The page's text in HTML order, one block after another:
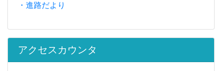
・進路だより
アクセスカウンタ